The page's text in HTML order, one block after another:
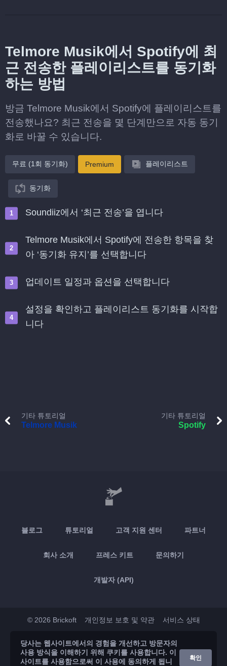
Telmore Musik에서 Spotify에 최
근 전송한 플레이리스트를 동기화
하는 방법
방금 Telmore Musik에서 Spotify에 플레이리스트를
전송했나요? 최근 전송을 몇 단계만으로 자동 동기
화로 바꿀 수 있습니다.
무료 (1회 동기화) Premium 플레이리스트
동기화
Soundiiz에서 ‘최근 전송’을 엽니다
Telmore Musik에서 Spotify에 전송한 항목을 찾
아 ‘동기화 유지’를 선택합니다
업데이트 일정과 옵션을 선택합니다
설정을 확인하고 플레이리스트 동기화를 시작합
니다
기타 튜토리얼
Telmore Musik
기타 튜토리얼
Spotify
블로그 튜토리얼 고객 지원 센터 파트너
회사 소개 프레스 키트 문의하기
개발자 (API)
© 2026 Brickoft 개인정보 보호 및 약관 서비스 상태
App Store Google Play
당사는 웹사이트에서의 경험을 개선하고 방문자의
사용 방식을 이해하기 위해 쿠키를 사용합니다. 이
사이트를 사용함으로써 이 사용에 동의하게 됩니
확인